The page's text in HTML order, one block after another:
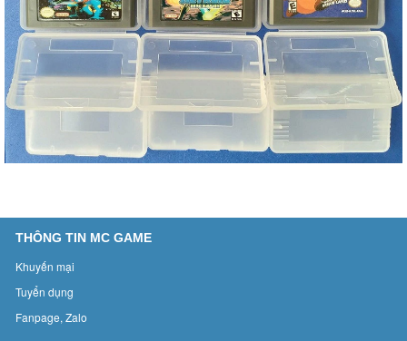
THÔNG TIN MC GAME
Khuyến mại
Tuyển dụng
Fanpage, Zalo